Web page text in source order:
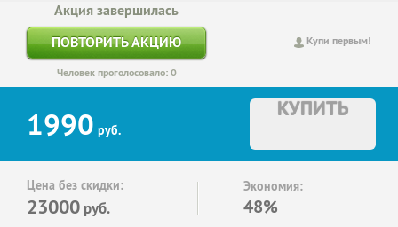
Купи первым!
Акция завершилась
ПОВТОРИТЬ АКЦИЮ
Человек проголосовало: 0
1990 руб.
КУПИТЬ
Цена без скидки:
23000 руб.
Экономия:
48%